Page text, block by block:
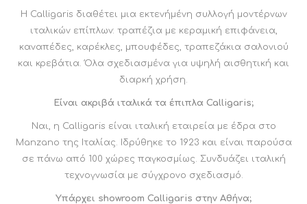
Η Calligaris διαθέτει μια εκτενήμένη συλλογή μοντέρνων
ιταλικών επίπλων: τραπέζια με κεραμική επιφάνεια,
καναπέδες, καρέκλες, μπουφέδες, τραπεζάκια σαλονιού
και κρεβάτια. Όλα σχεδιασμένα για υψηλή αισθητική και
διαρκή χρήση.
Είναι ακριβά ιταλικά τα έπιπλα Calligaris;
Ναι, η Calligaris είναι ιταλική εταιρεία με έδρα στο
Manzano της Ιταλίας. Ιδρύθηκε το 1923 και είναι παρούσα
σε πάνω από 100 χώρες παγκοσμίως. Συνδυάζει ιταλική
τεχνογνωσία με σύγχρονο σχεδιασμό.
Υπάρχει showroom Calligaris στην Αθήνα;